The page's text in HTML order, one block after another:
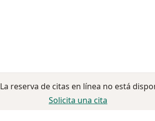
La reserva de citas en línea no está
Solicita una cita